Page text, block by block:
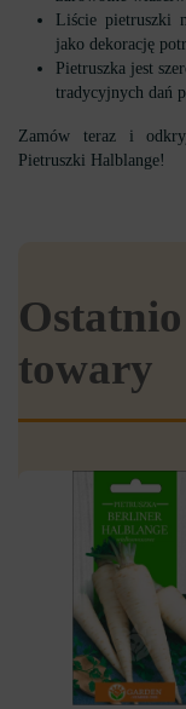
Liście pietruszki
jako dekorację
Pietruszka jest
tradycyjnych dań
Zamów teraz i
Pietruszki Halblange!
towary